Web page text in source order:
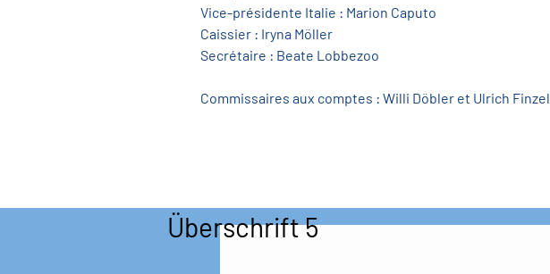
Vice-présidente Italie : Marion Caputo
Caissier : Iryna Möller
Secrétaire : Beate Lobbezoo
Commissaires aux comptes : Willi Döbler et Ulrich Finzel
Überschrift 5